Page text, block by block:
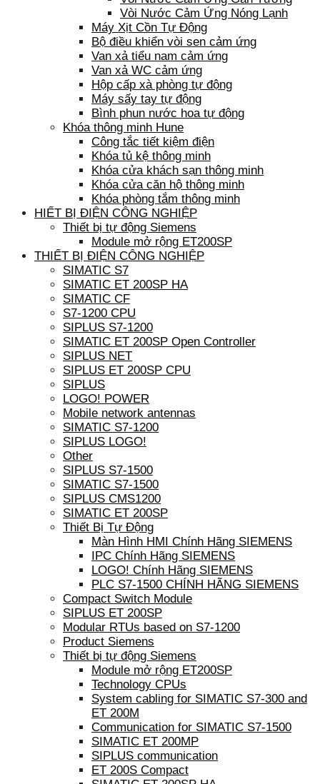
Vòi Nước Cảm Ứng Nóng Lạnh
Máy Xịt Cồn Tự Động
Bộ điều khiển vòi sen cảm ứng
Van xả tiểu nam cảm ứng
Van xả WC cảm ứng
Hộp cấp xà phòng tự động
Máy sấy tay tự động
Bình phun nước hoa tự động
Khóa thông minh Hune
Công tắc tiết kiệm điện
Khóa tủ kệ thông minh
Khóa cửa khách sạn thông minh
Khóa cửa căn hộ thông minh
Khóa phòng tắm thông minh
HIẾT BỊ ĐIỆN CÔNG NGHIỆP
Thiết bị tự động Siemens
Module mở rộng ET200SP
THIẾT BỊ ĐIỆN CÔNG NGHIỆP
SIMATIC S7
SIMATIC ET 200SP HA
SIMATIC CF
S7-1200 CPU
SIPLUS S7-1200
SIMATIC ET 200SP Open Controller
SIPLUS NET
SIPLUS ET 200SP CPU
SIPLUS
LOGO! POWER
Mobile network antennas
SIMATIC S7-1200
SIPLUS LOGO!
Other
SIPLUS S7-1500
SIMATIC S7-1500
SIPLUS CMS1200
SIMATIC ET 200SP
Thiết Bị Tự Động
Màn Hình HMI Chính Hãng SIEMENS
IPC Chính Hãng SIEMENS
LOGO! Chính Hãng SIEMENS
PLC S7-1500 CHÍNH HÃNG SIEMENS
Compact Switch Module
SIPLUS ET 200SP
Modular RTUs based on S7-1200
Product Siemens
Thiết bị tự động Siemens
Module mở rộng ET200SP
Technology CPUs
System cabling for SIMATIC S7-300 and
ET 200M
Communication for SIMATIC S7-1500
SIMATIC ET 200MP
SIPLUS communication
ET 200S Compact